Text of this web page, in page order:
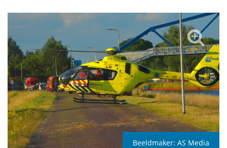
Beeldmaker: AS Media